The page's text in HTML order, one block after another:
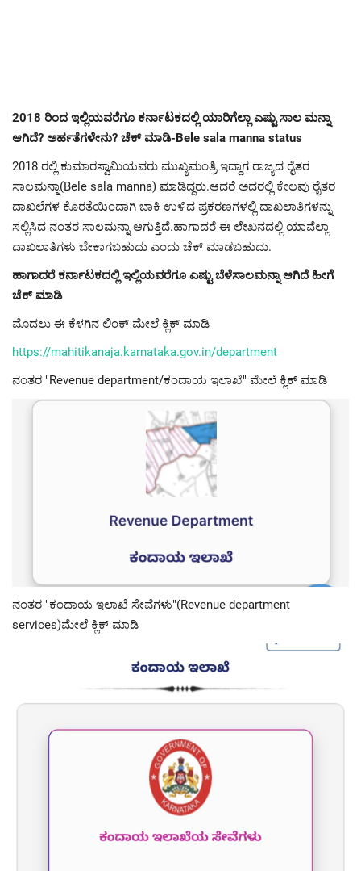
2018 ರಿಂದ ಇಲ್ಲಿಯವರೆಗೂ ಕರ್ನಾಟಕದಲ್ಲಿ ಯಾರಿಗೆಲ್ಲಾ ಎಷ್ಟು ಸಾಲ ಮನ್ನಾ
ಆಗಿದೆ? ಅರ್ಹತೆಗಳೇನು? ಚೆಕ್ ಮಾಡಿ-Bele sala manna status
2018 ರಲ್ಲಿ ಕುಮಾರಸ್ವಾಮಿಯವರು ಮುಖ್ಯಮಂತ್ರಿ ಇದ್ದಾಗ ರಾಜ್ಯದ ರೈತರ
ಸಾಲಮನ್ನಾ(Bele sala manna) ಮಾಡಿದ್ದರು.ಆದರೆ ಅದರಲ್ಲಿ ಕೇಲವು ರೈತರ
ದಾಖಲೆಗಳ ಕೊರತೆಯಿಂದಾಗಿ ಬಾಕಿ ಉಳಿದ ಪ್ರಕರಣಗಳಲ್ಲಿ ದಾಖಲಾತಿಗಳನ್ನು
ಸಲ್ಲಿಸಿದ ನಂತರ ಸಾಲಮನ್ನಾ ಆಗುತ್ತಿದೆ.ಹಾಗಾದರೆ ಈ ಲೇಖನದಲ್ಲಿ ಯಾವೆಲ್ಲಾ
ದಾಖಲಾತಿಗಳು ಬೇಕಾಗಬಹುದು ಎಂದು ಚೆಕ್ ಮಾಡಬಹುದು.
ಹಾಗಾದರೆ ಕರ್ನಾಟಕದಲ್ಲಿ ಇಲ್ಲಿಯವರೆಗೂ ಎಷ್ಟು ಬೆಳೆಸಾಲಮನ್ನಾ ಆಗಿದೆ ಹೀಗೆ
ಚೆಕ್ ಮಾಡಿ
ಮೊದಲು ಈ ಕೆಳಗಿನ ಲಿಂಕ್ ಮೇಲೆ ಕ್ಲಿಕ್ ಮಾಡಿ
https://mahitikanaja.karnataka.gov.in/department
ನಂತರ "Revenue department/ಕಂದಾಯ ಇಲಾಖೆ" ಮೇಲೆ ಕ್ಲಿಕ್ ಮಾಡಿ
ನಂತರ "ಕಂದಾಯ ಇಲಾಖೆ ಸೇವೆಗಳು"(Revenue department
services)ಮೇಲೆ ಕ್ಲಿಕ್ ಮಾಡಿ